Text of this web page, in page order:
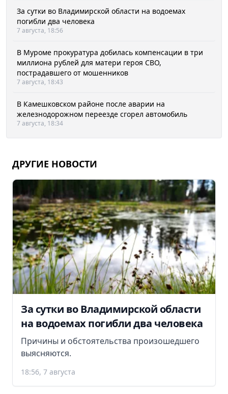
За сутки во Владимирской области на водоемах
погибли два человека
7 августа, 18:56
В Муроме прокуратура добилась компенсации в три
миллиона рублей для матери героя СВО,
пострадавшего от мошенников
7 августа, 18:43
В Камешковском районе после аварии на
железнодорожном переезде сгорел автомобиль
7 августа, 18:34
ДРУГИЕ НОВОСТИ
За сутки во Владимирской области
на водоемах погибли два человека
Причины и обстоятельства произошедшего
выясняются.
18:56, 7 августа